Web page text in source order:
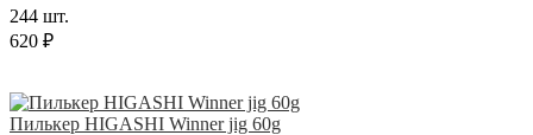
244 шт.
620 ₽
Пилькер HIGASHI Winner jig 60g